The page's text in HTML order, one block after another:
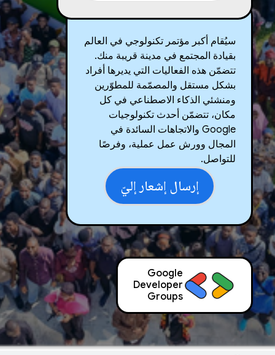
سيُقام أكبر مؤتمر تكنولوجي في العالم
بقيادة المجتمع في مدينة قريبة منك.
تتضمّن هذه الفعاليات التي يديرها أفراد
بشكل مستقل والمصمّمة للمطوّرين
ومنشئي الذكاء الاصطناعي في كل
مكان، تتضمّن أحدث تكنولوجيات
Google والاتجاهات السائدة في
المجال وورش عمل عملية، وفرصًا
للتواصل.
إرسال إشعار إليّ
Google
Developer
Groups